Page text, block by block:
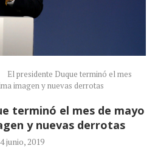
El presidente Duque terminó el mes
imagen y nuevas derrotas
terminó el mes de mayo
y nuevas derrotas
4 junio, 2019